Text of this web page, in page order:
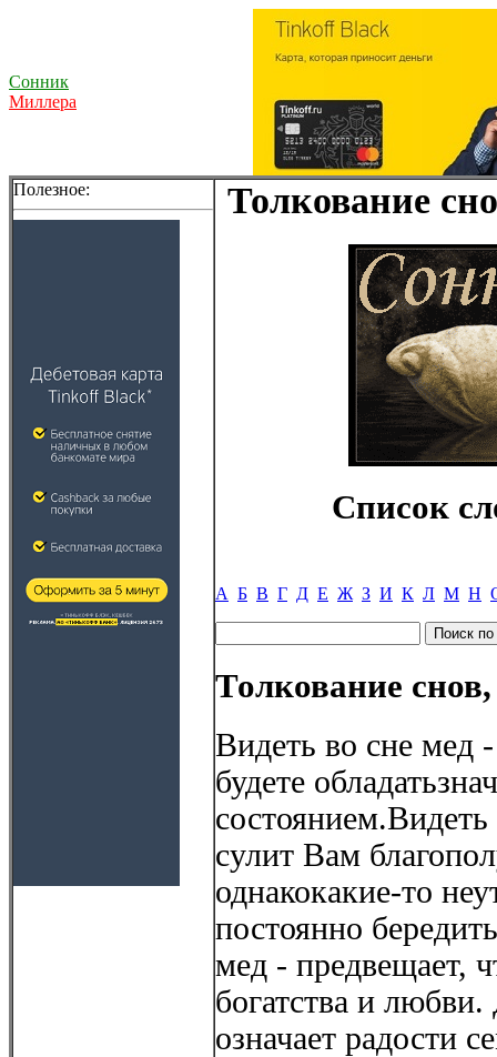
Сонник
Миллера
Полезное: Толкование
Список
А Б В Г Д Е Ж З И К Л М Н
Толкование
Видеть во сне мед
будете
сулит Вам
однакокакие-то
постоянно
мед - предвещает,
богатства и
означает